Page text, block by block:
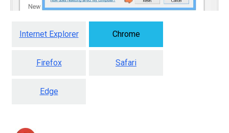
Internet Explorer Chrome
Firefox Safari
Edge